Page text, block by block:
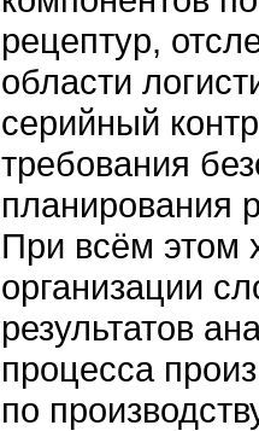
рецептур,
области
серийный
требования
планирования
При всём этом
организации
результатов
процесса
по